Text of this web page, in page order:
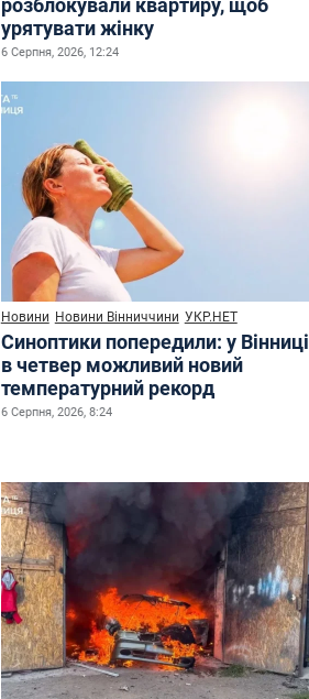
розблокували квартиру, щоб
урятувати жінку
6 Серпня, 2026, 12:24
Новини Новини Вінниччини УКР.НЕТ
Синоптики попередили: у Вінниці
в четвер можливий новий
температурний рекорд
6 Серпня, 2026, 8:24